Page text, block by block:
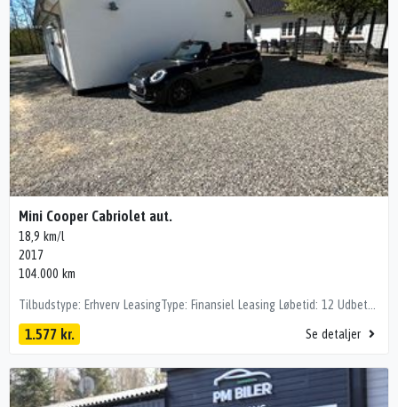
Mini Cooper Cabriolet aut.
18,9 km/l
2017
104.000 km
1.577 kr. Se detaljer